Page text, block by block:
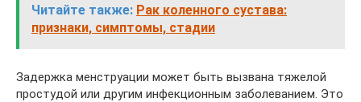
Читайте также: Рак коленного сустава:
признаки, симптомы, стадии
Задержка менструации может быть вызвана тяжелой
простудой или другим инфекционным заболеванием. Это